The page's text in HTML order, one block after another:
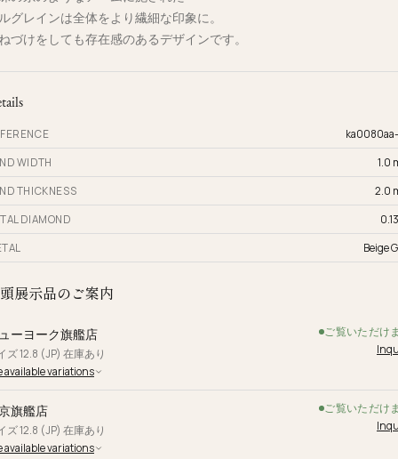
グレインは全体をより繊細な印象に。
づけをしても存在感のあるデザインです。
WIDTH 1.0
THICKNESS 2.0
DIAMOND
Beige
展示品のご案内
ーヨーク旗艦店
ズ 12.8 (JP) 在庫あり
ご覧いただけ
available variations
旗艦店
ズ 12.8 (JP) 在庫あり
ご覧いただけ
available variations